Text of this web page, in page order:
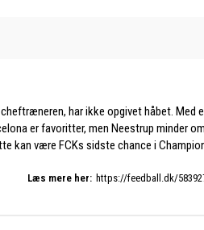
har ikke opgivet håbet.
er favoritter, men Neestrup minder
kan være FCKs sidste chance i
Læs mere her: https://feedball.dk/